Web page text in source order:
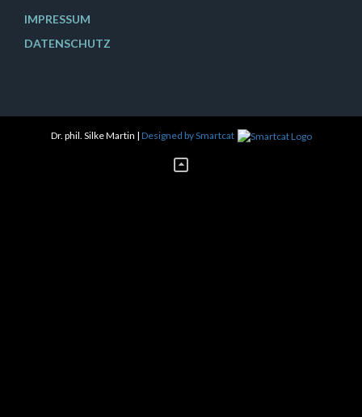
IMPRESSUM
DATENSCHUTZ
Dr. phil. Silke Martin | Designed by Smartcat